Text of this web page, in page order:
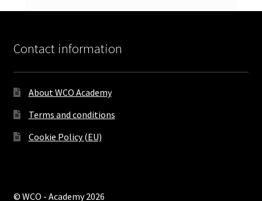
Contact information
About WCO Academy
Terms and conditions
Cookie Policy (EU)
© WCO - Academy 2026